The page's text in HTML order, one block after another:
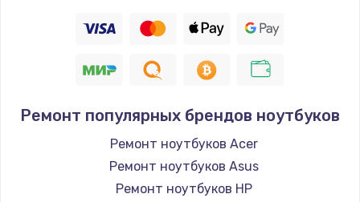
Заказать
Замена тачпада
Заказать
Замена корпуса
1045 руб.
Ремонт популярных брендов ноутбуков
Ремонт ноутбуков Acer
Ремонт ноутбуков Asus
Ремонт ноутбуков HP